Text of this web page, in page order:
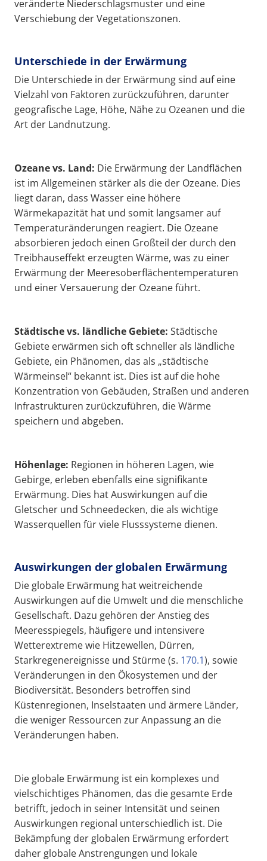
veränderte Niederschlagsmuster und eine
Verschiebung der Vegetationszonen.
Unterschiede in der Erwärmung
Die Unterschiede in der Erwärmung sind auf eine
Vielzahl von Faktoren zurückzuführen, darunter
geografische Lage, Höhe, Nähe zu Ozeanen und die
Art der Landnutzung.
Ozeane vs. Land: Die Erwärmung der Landflächen
ist im Allgemeinen stärker als die der Ozeane. Dies
liegt daran, dass Wasser eine höhere
Wärmekapazität hat und somit langsamer auf
Temperaturänderungen reagiert. Die Ozeane
absorbieren jedoch einen Großteil der durch den
Treibhauseffekt erzeugten Wärme, was zu einer
Erwärmung der Meeresoberflächentemperaturen
und einer Versauerung der Ozeane führt.
Städtische vs. ländliche Gebiete: Städtische
Gebiete erwärmen sich oft schneller als ländliche
Gebiete, ein Phänomen, das als „städtische
Wärmeinsel“ bekannt ist. Dies ist auf die hohe
Konzentration von Gebäuden, Straßen und anderen
Infrastrukturen zurückzuführen, die Wärme
speichern und abgeben.
Höhenlage: Regionen in höheren Lagen, wie
Gebirge, erleben ebenfalls eine signifikante
Erwärmung. Dies hat Auswirkungen auf die
Gletscher und Schneedecken, die als wichtige
Wasserquellen für viele Flusssysteme dienen.
Auswirkungen der globalen Erwärmung
Die globale Erwärmung hat weitreichende
Auswirkungen auf die Umwelt und die menschliche
Gesellschaft. Dazu gehören der Anstieg des
Meeresspiegels, häufigere und intensivere
Wetterextreme wie Hitzewellen, Dürren,
Starkregenereignisse und Stürme (s. 170.1), sowie
Veränderungen in den Ökosystemen und der
Biodiversität. Besonders betroffen sind
Küstenregionen, Inselstaaten und ärmere Länder,
die weniger Ressourcen zur Anpassung an die
Veränderungen haben.
Die globale Erwärmung ist ein komplexes und
vielschichtiges Phänomen, das die gesamte Erde
betrifft, jedoch in seiner Intensität und seinen
Auswirkungen regional unterschiedlich ist. Die
Bekämpfung der globalen Erwärmung erfordert
daher globale Anstrengungen und lokale